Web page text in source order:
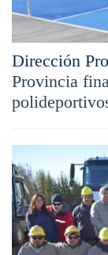
Dirección
Provincia